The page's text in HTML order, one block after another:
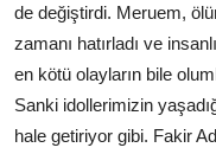
de değiştirdi. Meruem,
zamanı hatırladı ve
en kötü olayların bile
Sanki idollerimizin
hale getiriyor gibi. Fakir